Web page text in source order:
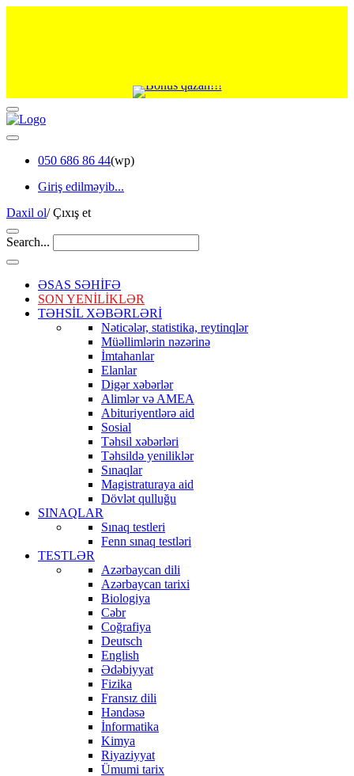
050 686 86 44(wp)
Giriş edilməyib...
Daxil ol/Çıxış et
Search...
ƏSAS SƏHİFƏ
SON YENİLİKLƏR
TƏHSİL XƏBƏRLƏRİ
Nəticələr, statistika, reytinqlər
Müəllimlərin nəzərinə
İmtahanlar
Elanlar
Digər xəbərlər
Alimlər və AMEA
Abituriyentlərə aid
Sosial
Təhsil xəbərləri
Təhsildə yeniliklər
Sınaqlar
Magistraturaya aid
Dövlət qulluğu
SINAQLAR
Sınaq testleri
Fenn sınaq testləri
TESTLƏR
Azərbaycan dili
Azərbaycan tarixi
Biologiya
Cəbr
Coğrafiya
Deutsch
English
Ədəbiyyat
Fizika
Fransız dili
Həndəsə
İnformatika
Kimya
Riyaziyyat
Ümumi tarix